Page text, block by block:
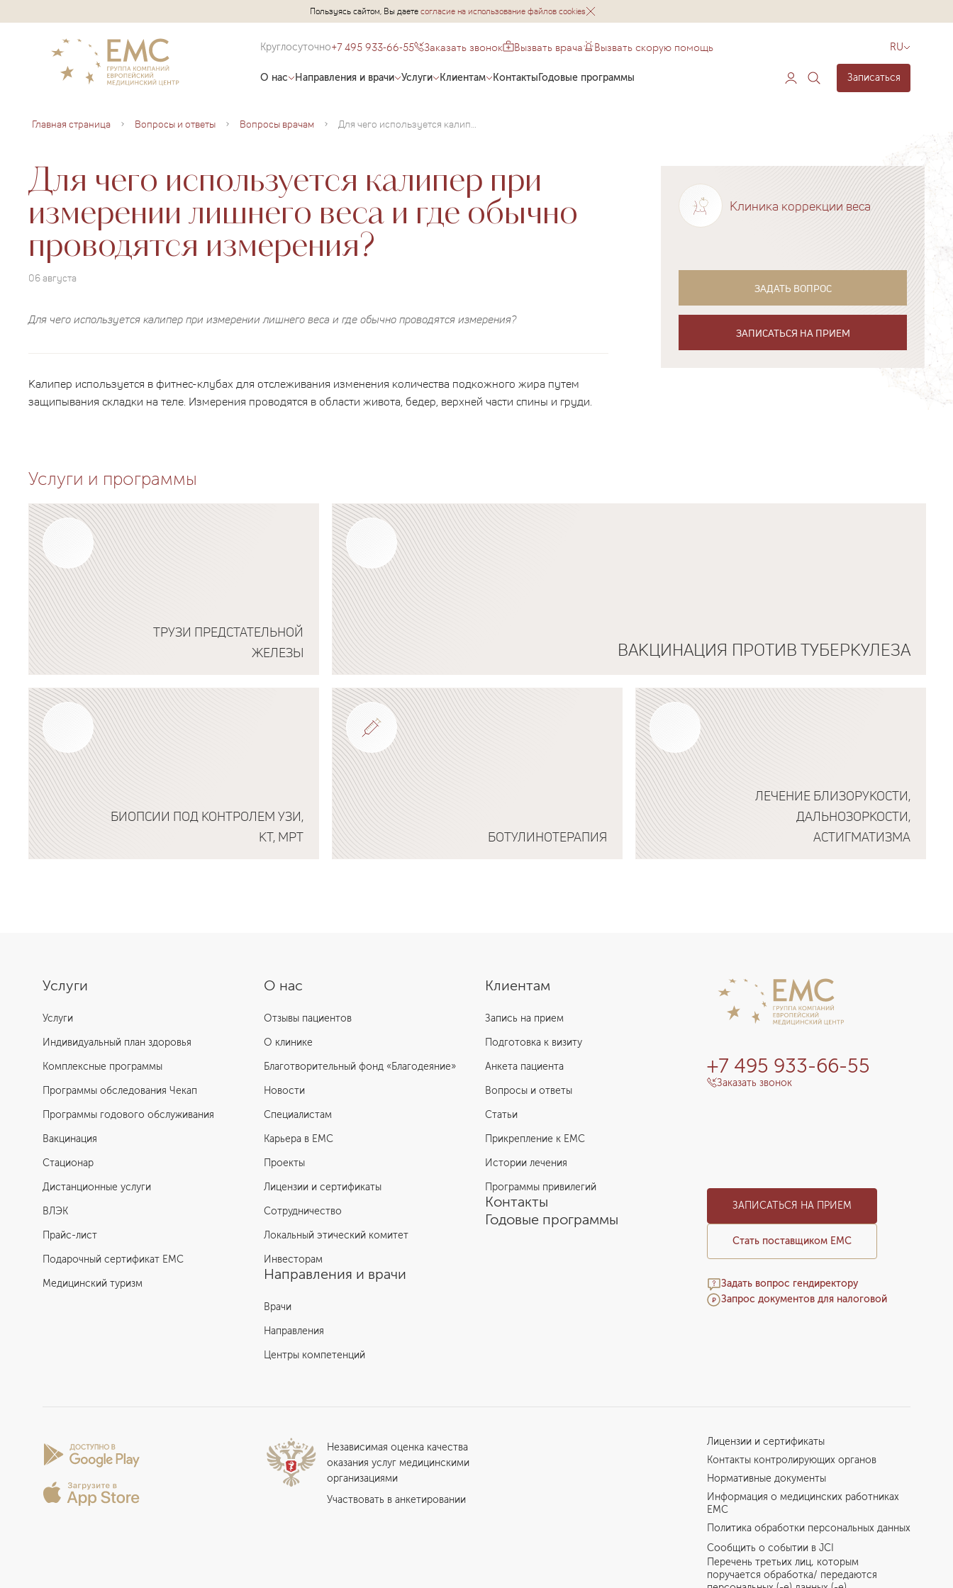
Пользуясь сайтом, Вы даетесогласие на использование файлов cookies
Круглосуточно+7 495 933-66-55 Заказать звонок Вызвать врача Вызвать скорую помощь RU
О нас Направления и врачи Услуги Клиентам КонтактыГодовые программы Записаться
Главная страница Вопросы и ответы Вопросы врачам Для чего используется калипер при измерении лишнего веса и где обычно проводятся измерения?
Для чего используется калипер при
измерении лишнего веса и где обычно
проводятся измерения?
06 августа
Для чего используется калипер при измерении лишнего веса и где обычно проводятся измерения?
Калипер используется в фитнес-клубах для отслеживания изменения количества подкожного жира путем
защипывания складки на теле. Измерения проводятся в области живота, бедер, верхней части спины и груди.
Клиника коррекции веса
ЗАДАТЬ ВОПРОС
ЗАПИСАТЬСЯ НА ПРИЕМ
Услуги и программы
ТРУЗИ ПРЕДСТАТЕЛЬНОЙ
ЖЕЛЕЗЫ
Подробнее о программе
ВАКЦИНАЦИЯ ПРОТИВ ТУБЕРКУЛЕЗА
Подробнее о программе
БИОПСИИ ПОД КОНТРОЛЕМ УЗИ,
КТ, МРТ
БОТУЛИНОТЕРАПИЯ
ЛЕЧЕНИЕ БЛИЗОРУКОСТИ,
ДАЛЬНОЗОРКОСТИ,
АСТИГМАТИЗМА
О нас
Отзывы пациентов
О клинике
Благотворительный фонд «Благодеяние»
Новости
Специалистам
Карьера в ЕМС
Проекты
Лицензии и сертификаты
Сотрудничество
Локальный этический комитет
Инвесторам
Направления и врачи
Врачи
Направления
Центры компетенций
Услуги
Услуги
Индивидуальный план здоровья
Комплексные программы
Программы обследования Чекап
Программы годового обслуживания
Вакцинация
Стационар
Дистанционные услуги
ВЛЭК
Прайс-лист
Подарочный сертификат EMC
Медицинский туризм
Клиентам
Запись на прием
Подготовка к визиту
Анкета пациента
Вопросы и ответы
Статьи
Прикрепление к EMC
Истории лечения
Программы привилегий
Контакты
Годовые программы
+7 495 933-66-55
Заказать звонок
ЗАПИСАТЬСЯ НА ПРИЕМ
Стать поставщиком ЕМС
Задать вопрос гендиректору
Запрос документов для налоговой
Независимая оценка качества
оказания услуг медицинскими
организациями
Участвовать в анкетировании
Лицензии и сертификаты
Контакты контролирующих органов
Нормативные документы
Информация о медицинских работниках
EMC
Политика обработки персональных данных
Сообщить о событии в JCI
Перечень третьих лиц, которым
поручается обработка/ передаются